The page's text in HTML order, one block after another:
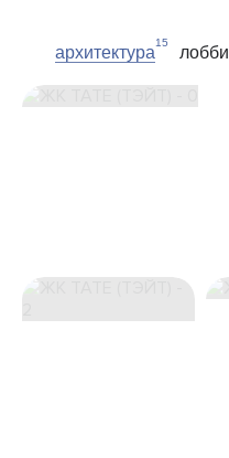
архитектура
15
лобби